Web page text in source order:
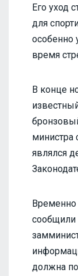
Его уход
для
особенно
время
В конце
министра
являлся
Временно
сообщили
должна